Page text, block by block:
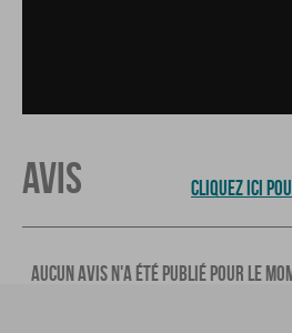
AVIS CLIQUEZ ICI
AUCUN AVIS N'A ÉTÉ PUBLIÉ POUR LE